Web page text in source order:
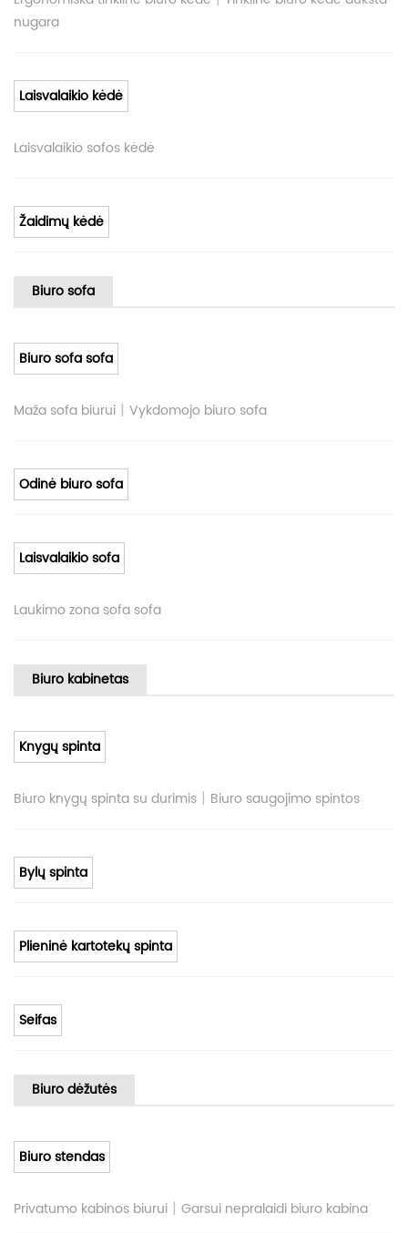
nugara
Laisvalaikio kėdė
Laisvalaikio sofos kėdė
Žaidimų kėdė
Biuro sofa
Biuro sofa sofa
Maža sofa biurui | Vykdomojo biuro sofa
Odinė biuro sofa
Laisvalaikio sofa
Laukimo zona sofa sofa
Biuro kabinetas
Knygų spinta
Biuro knygų spinta su durimis | Biuro saugojimo spintos
Bylų spinta
Plieninė kartotekų spinta
Seifas
Biuro dėžutės
Biuro stendas
Privatumo kabinos biurui | Garsui nepralaidi biuro kabina